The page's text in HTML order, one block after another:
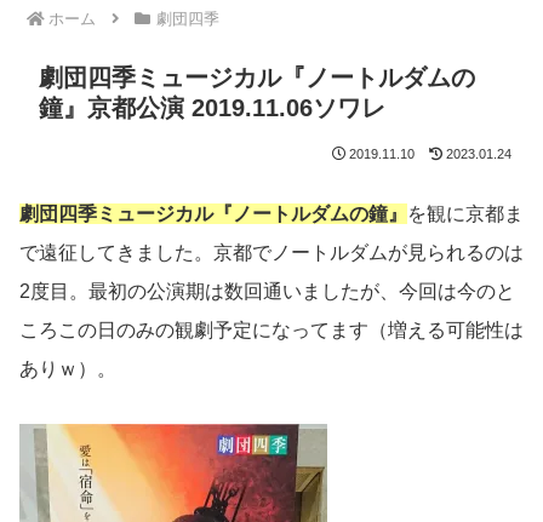
ホーム 劇団四季
劇団四季ミュージカル『ノートルダムの
鐘』京都公演 2019.11.06ソワレ
2019.11.10 2023.01.24
劇団四季ミュージカル『ノートルダムの鐘』
を観に京都ま
で遠征してきました。京都でノートルダムが見られるのは
2度目。最初の公演期は数回通いましたが、今回は今のと
ころこの日のみの観劇予定になってます（増える可能性は
ありｗ）。